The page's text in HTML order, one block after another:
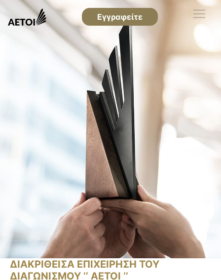
Εγγραφείτε
ΔΙΑΚΡΙΘΕΙΣΑ ΕΠΙΧΕΙΡΗΣΗ ΤΟΥ
ΔΙΑΓΩΝΙΣΜΟΥ ‘’ ΑΕΤΟΙ ‘’